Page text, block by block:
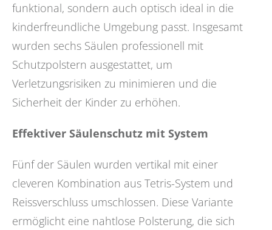
funktional, sondern auch optisch ideal in die
kinderfreundliche Umgebung passt. Insgesamt
wurden sechs Säulen professionell mit
Schutzpolstern ausgestattet, um
Verletzungsrisiken zu minimieren und die
Sicherheit der Kinder zu erhöhen.
Effektiver Säulenschutz mit System
Fünf der Säulen wurden vertikal mit einer
cleveren Kombination aus Tetris-System und
Reissverschluss umschlossen. Diese Variante
ermöglicht eine nahtlose Polsterung, die sich